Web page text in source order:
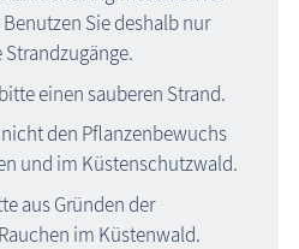
Sie deshalb nur
einen sauberen Strand.
den Pflanzenbewuchs
und im Küstenschutzwald.
aus Gründen der
im Küstenwald.